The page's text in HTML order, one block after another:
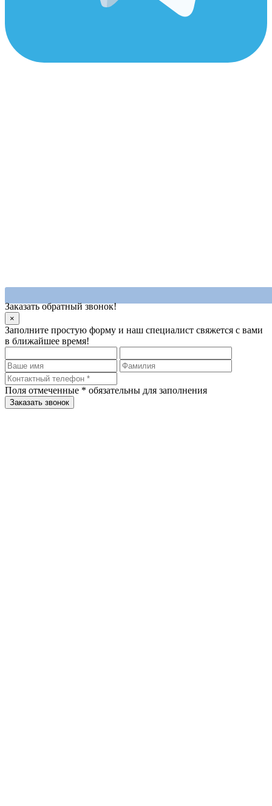
Заказать обратный звонок!
×
Заполните простую форму и наш специалист свяжется с вами
в ближайшее время!
Поля отмеченные * обязательны для заполнения